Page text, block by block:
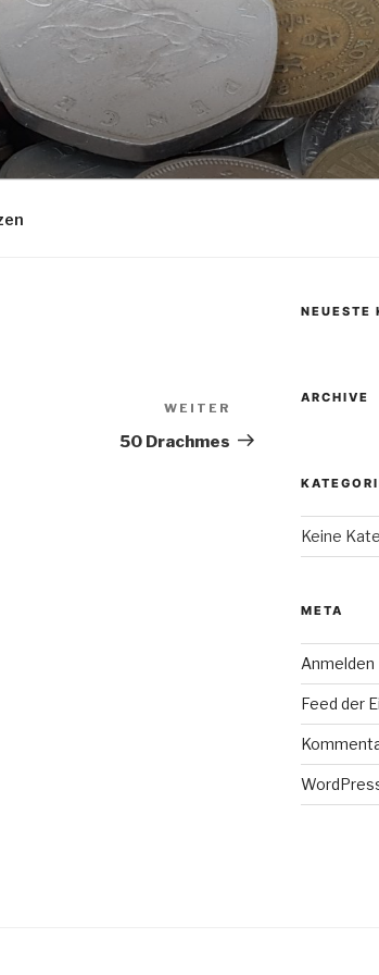
Beitrag
WEITER
50 Drachmes
NEUESTE
ARCHIVE
Keine
META
Anmelden
Feed der